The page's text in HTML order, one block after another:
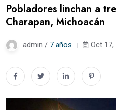
Pobladores linchan a
Charapan, Michoacán
admin / 7 años Oct 17,